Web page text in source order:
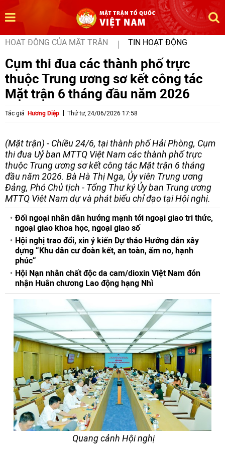
HOẠT ĐỘNG CỦA MẶT TRẬN TIN HOẠT ĐỘNG
Cụm thi đua các thành phố trực
thuộc Trung ương sơ kết công tác
Mặt trận 6 tháng đầu năm 2026
Tác giả Hương Diệp Thứ tư, 24/06/2026 17:58
(Mặt trận) - Chiều 24/6, tại thành phố Hải Phòng, Cụm
thi đua Uỷ ban MTTQ Việt Nam các thành phố trực
thuộc Trung ương sơ kết công tác Mặt trận 6 tháng
đầu năm 2026. Bà Hà Thị Nga, Ủy viên Trung ương
Đảng, Phó Chủ tịch - Tổng Thư ký Ủy ban Trung ương
MTTQ Việt Nam dự và phát biểu chỉ đạo tại Hội nghị.
Đối ngoại nhân dân hướng mạnh tới ngoại giao tri thức,
ngoại giao khoa học, ngoại giao số
Hội nghị trao đổi, xin ý kiến Dự thảo Hướng dẫn xây
dựng “Khu dân cư đoàn kết, an toàn, ấm no, hạnh
phúc“
Hội Nạn nhân chất độc da cam/dioxin Việt Nam đón
nhận Huân chương Lao động hạng Nhì
Quang cảnh Hội nghị